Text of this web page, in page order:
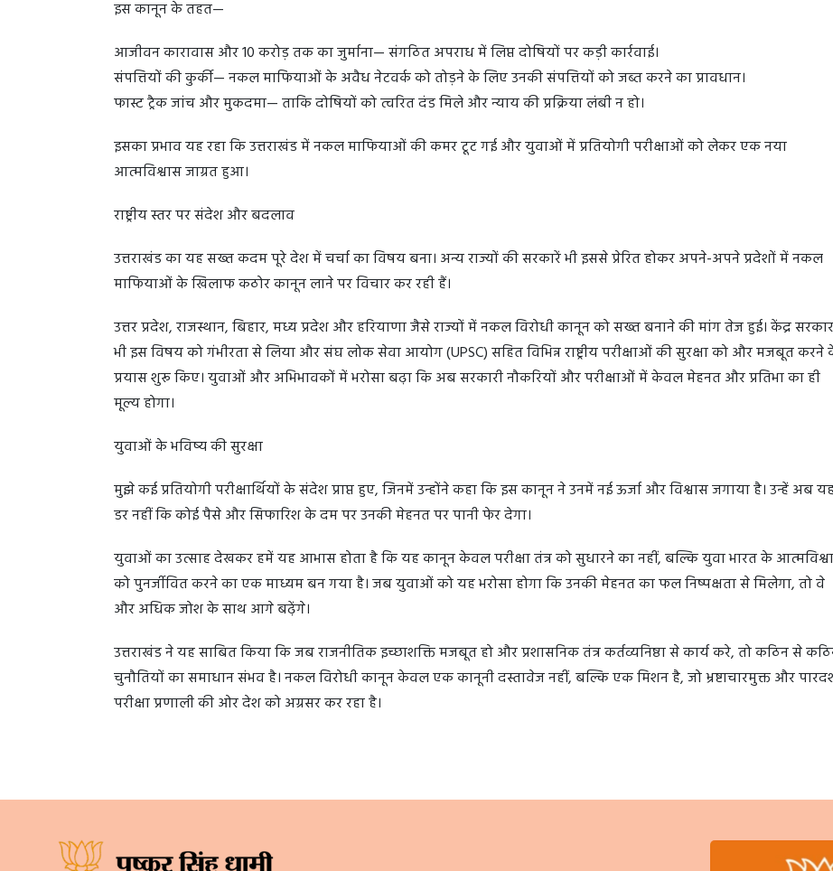
इस कानून के तहत—
आजीवन कारावास और 10 करोड़ तक का जुर्माना— संगठित अपराध में लिप्त दोषियों पर कड़ी कार्रवाई।
संपत्तियों की कुर्की— नकल माफियाओं के अवैध नेटवर्क को तोड़ने के लिए उनकी संपत्तियों को जब्त करने का प्रावधान।
फास्ट ट्रैक जांच और मुकदमा— ताकि दोषियों को त्वरित दंड मिले और न्याय की प्रक्रिया लंबी न हो।
इसका प्रभाव यह रहा कि उत्तराखंड में नकल माफियाओं की कमर टूट गई और युवाओं में प्रतियोगी परीक्षाओं को लेकर एक नया
आत्मविश्वास जाग्रत हुआ।
राष्ट्रीय स्तर पर संदेश और बदलाव
उत्तराखंड का यह सख्त कदम पूरे देश में चर्चा का विषय बना। अन्य राज्यों की सरकारें भी इससे प्रेरित होकर अपने-अपने प्रदेशों में नकल
माफियाओं के खिलाफ कठोर कानून लाने पर विचार कर रही हैं।
उत्तर प्रदेश, राजस्थान, बिहार, मध्य प्रदेश और हरियाणा जैसे राज्यों में नकल विरोधी कानून को सख्त बनाने की मांग तेज हुई। केंद्र
भी इस विषय को गंभीरता से लिया और संघ लोक सेवा आयोग (UPSC) सहित विभिन्न राष्ट्रीय परीक्षाओं की सुरक्षा को और मजबूत करने
प्रयास शुरू किए। युवाओं और अभिभावकों में भरोसा बढ़ा कि अब सरकारी नौकरियों और परीक्षाओं में केवल मेहनत और प्रतिभा का ही
मूल्य होगा।
युवाओं के भविष्य की सुरक्षा
मुझे कई प्रतियोगी परीक्षार्थियों के संदेश प्राप्त हुए, जिनमें उन्होंने कहा कि इस कानून ने उनमें नई ऊर्जा और विश्वास जगाया है। उन्हें अब
डर नहीं कि कोई पैसे और सिफारिश के दम पर उनकी मेहनत पर पानी फेर देगा।
युवाओं का उत्साह देखकर हमें यह आभास होता है कि यह कानून केवल परीक्षा तंत्र को सुधारने का नहीं, बल्कि युवा भारत के
को पुनर्जीवित करने का एक माध्यम बन गया है। जब युवाओं को यह भरोसा होगा कि उनकी मेहनत का फल निष्पक्षता से मिलेगा, तो वे
और अधिक जोश के साथ आगे बढ़ेंगे।
उत्तराखंड ने यह साबित किया कि जब राजनीतिक इच्छाशक्ति मजबूत हो और प्रशासनिक तंत्र कर्तव्यनिष्ठा से कार्य करे, तो कठिन से
चुनौतियों का समाधान संभव है। नकल विरोधी कानून केवल एक कानूनी दस्तावेज नहीं, बल्कि एक मिशन है, जो भ्रष्टाचारमुक्त और
परीक्षा प्रणाली की ओर देश को अग्रसर कर रहा है।